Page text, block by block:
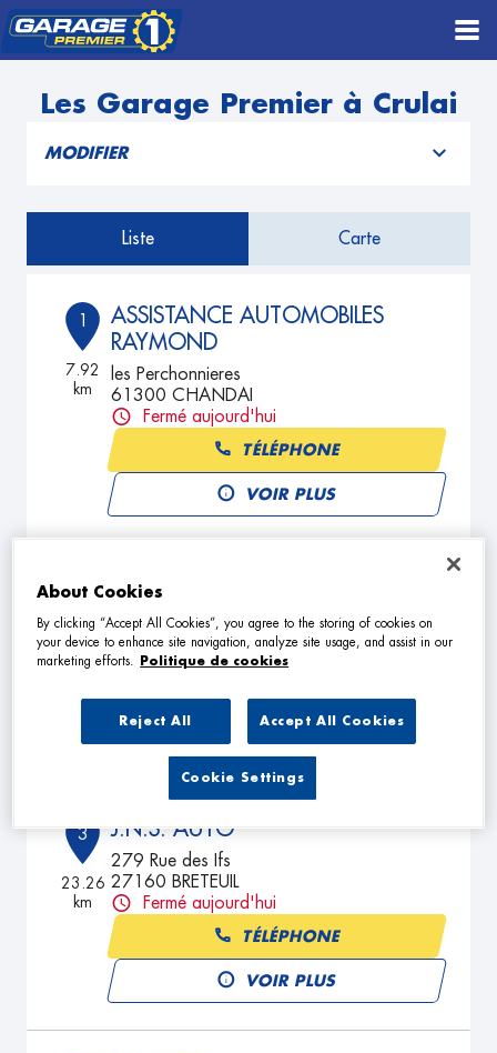
Les Garage Premier à Crulai
MODIFIER
Liste Carte
1
7.92
km
ASSISTANCE AUTOMOBILES
RAYMOND
les Perchonnieres
61300 CHANDAI
Fermé aujourd'hui
TÉLÉPHONE
VOIR PLUS
2
19.59
km
PRATICAUTO
105 Rue Ampere
27130 VERNEUIL D AVRE ET D ITON
Fermé aujourd'hui
3
23.26
km
J.N.S. AUTO
279 Rue des Ifs
27160 BRETEUIL
Fermé aujourd'hui
TÉLÉPHONE
VOIR PLUS
About Cookies
By clicking “Accept All Cookies”, you agree to the storing of cookies on
your device to enhance site navigation, analyze site usage, and assist in our
marketing efforts.
Politique de cookies
Reject All Accept All Cookies
Cookie Settings